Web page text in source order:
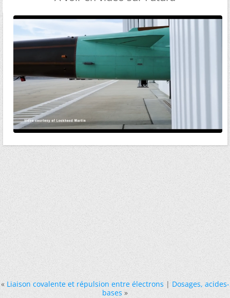
« Liaison covalente et répulsion entre électrons|Dosages, acides-
bases »